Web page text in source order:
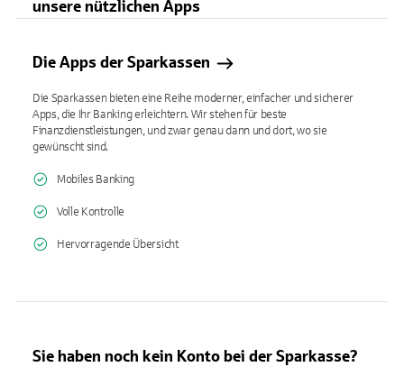
unsere nützlichen Apps
Die Apps der Sparkassen
Die Sparkassen bieten eine Reihe moderner, einfacher und sicherer
Apps, die Ihr Banking erleichtern. Wir stehen für beste
Finanzdienstleistungen, und zwar genau dann und dort, wo sie
gewünscht sind.
Mobiles Banking
Volle Kontrolle
Hervorragende Übersicht
Sie haben noch kein Konto bei der Sparkasse?